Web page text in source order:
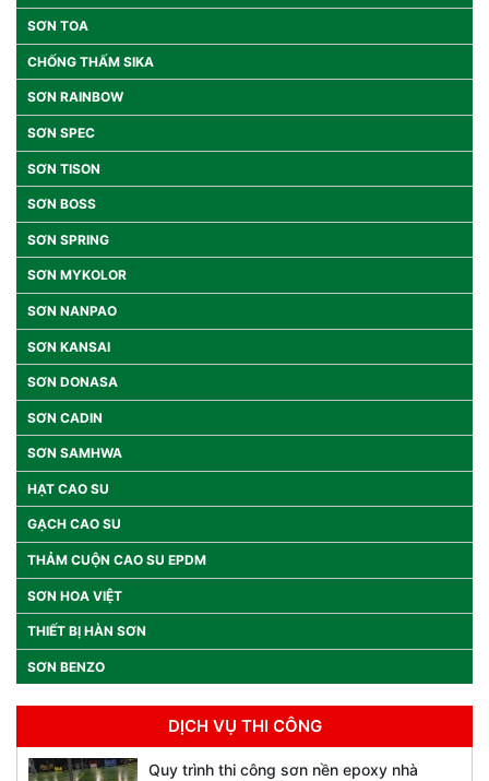
SƠN TOA
CHỐNG THẤM SIKA
SƠN RAINBOW
SƠN SPEC
SƠN TISON
SƠN BOSS
SƠN SPRING
SƠN MYKOLOR
SƠN NANPAO
SƠN KANSAI
SƠN DONASA
SƠN CADIN
SƠN SAMHWA
HẠT CAO SU
GẠCH CAO SU
THẢM CUỘN CAO SU EPDM
SƠN HOA VIỆT
THIẾT BỊ HÀN SƠN
SƠN BENZO
DỊCH VỤ THI CÔNG
Quy trình thi công sơn nền epoxy nhà